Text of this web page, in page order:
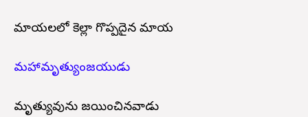
మాయలలో కెల్లా గొప్పదైన మాయ
మహామృత్యుంజయుడు
మృత్యువును జయించినవాడు